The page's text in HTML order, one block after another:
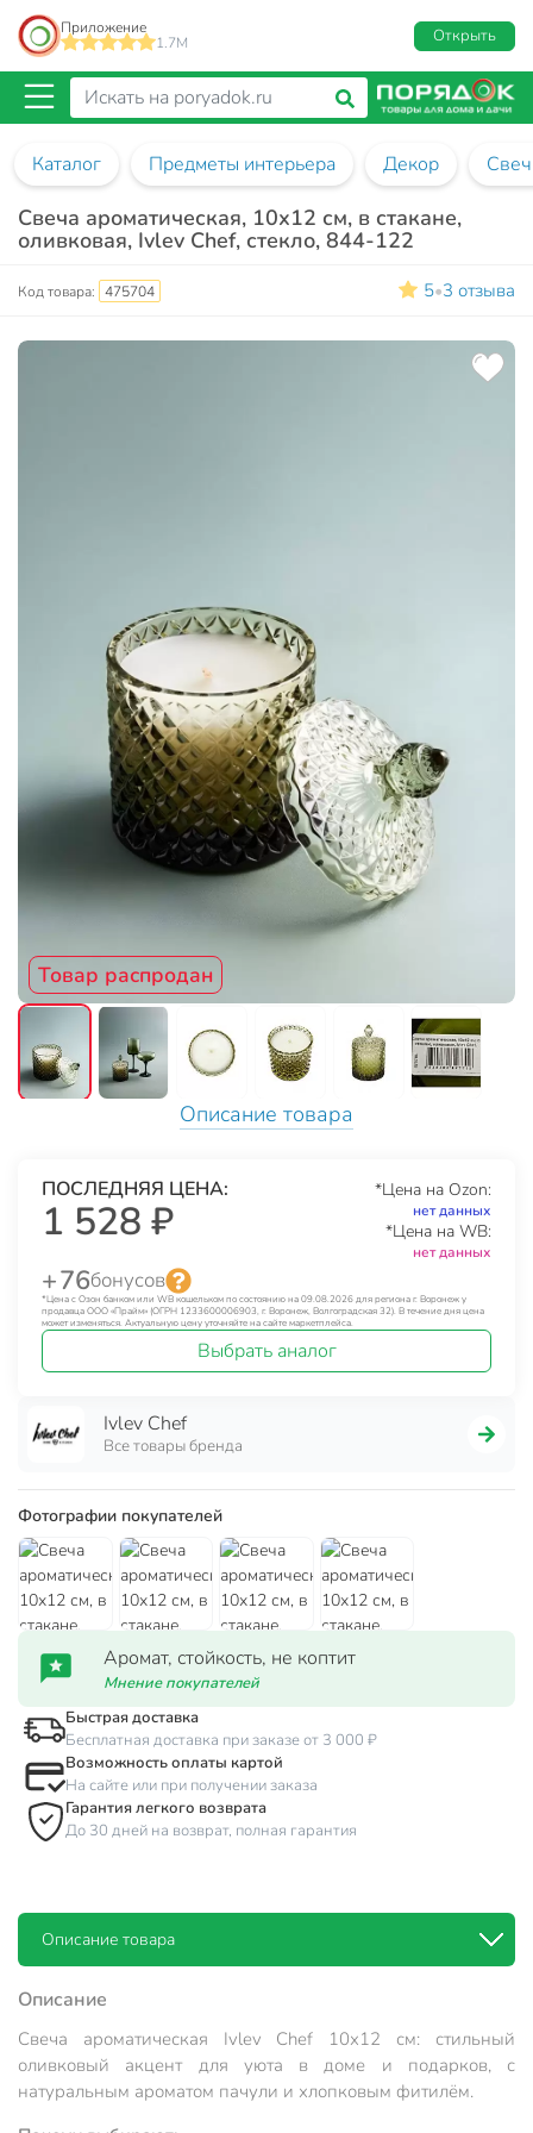
Приложение
1.7M
Открыть
Каталог Предметы интерьера Декор
Свеча ароматическая, 10х12 см, в стакане,
оливковая, Ivlev Chef, стекло, 844-122
Код товара: 475704 5•3 отзыва
Товар распродан
Описание товара
ПОСЛЕДНЯЯ ЦЕНА:
1 528 ₽
*Цена на Ozon:
нет данных
*Цена на WB:
нет данных
+ 76бонусов
*Цена с Озон банком или WB кошельком по состоянию на 09.08.2026 для региона г. Воронеж у
продавца ООО «Прайм» (ОГРН 1233600006903, г. Воронеж, Волгоградская 32). В течение дня цена
может изменяться. Актуальную цену уточняйте на сайте маркетплейса.
Выбрать аналог
Ivlev Chef
Все товары бренда
Фотографии покупателей
Аромат, стойкость, не коптит
Мнение покупателей
Быстрая доставка
Бесплатная доставка при заказе от 3 000 ₽
Возможность оплаты картой
На сайте или при получении заказа
Гарантия легкого возврата
До 30 дней на возврат, полная гарантия
Описание товара
Описание
Свеча ароматическая Ivlev Chef 10х12 см: стильный
оливковый акцент для уюта в доме и подарков, с
натуральным ароматом пачули и хлопковым фитилём.